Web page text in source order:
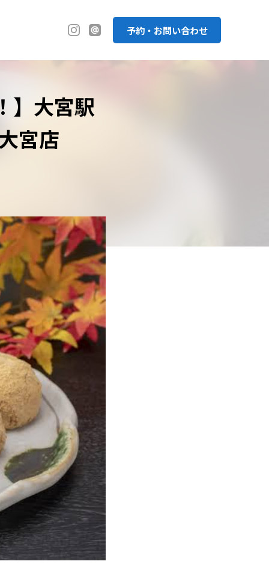
予約・お問い合わせ
】大宮駅
宮店